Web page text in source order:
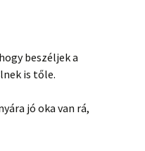
beszéljek a
is tőle.
jó oka van rá,